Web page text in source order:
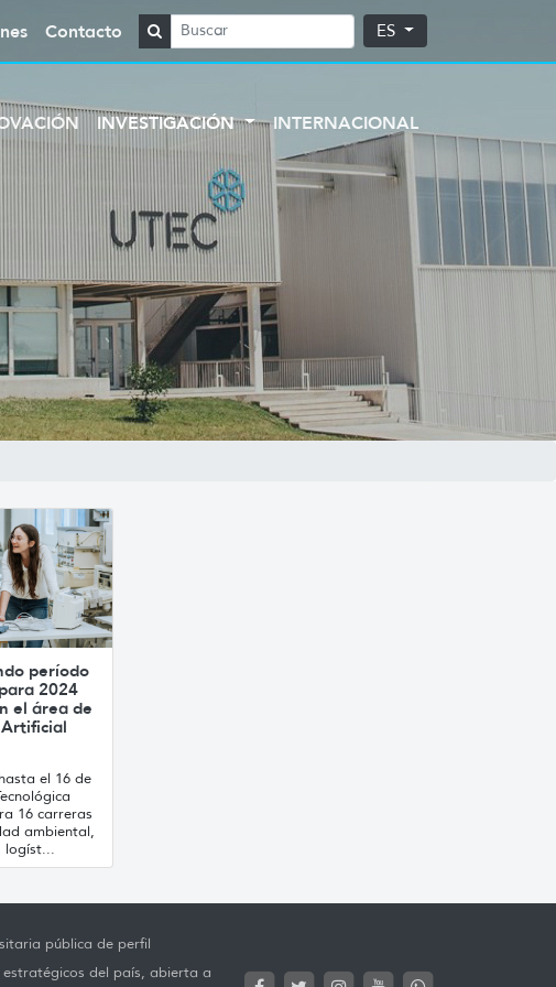
Contacto ES
INVESTIGACIÓN INTERNACIONAL
período
2024
el área de
el 16 de
16 carreras
ambiental,
logíst...
pública de perfil
del país, abierta a